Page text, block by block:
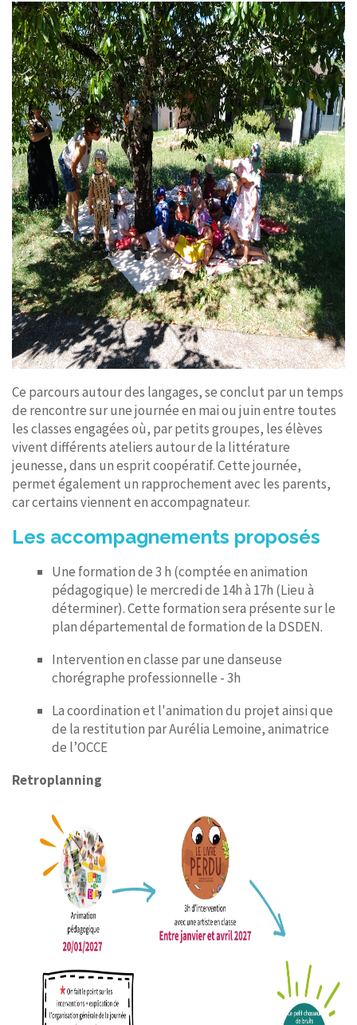
Ce parcours autour des langages, se conclut par un temps
de rencontre sur une journée en mai ou juin entre toutes
les classes engagées où, par petits groupes, les élèves
vivent différents ateliers autour de la littérature
jeunesse, dans un esprit coopératif. Cette journée,
permet également un rapprochement avec les parents,
car certains viennent en accompagnateur.
Les accompagnements proposés
Une formation de 3 h (comptée en animation
pédagogique) le mercredi de 14h à 17h (Lieu à
déterminer). Cette formation sera présente sur le
plan départemental de formation de la DSDEN.
Intervention en classe par une danseuse
chorégraphe professionnelle - 3h
La coordination et l'animation du projet ainsi que
de la restitution par Aurélia Lemoine, animatrice
de l’OCCE
Retroplanning